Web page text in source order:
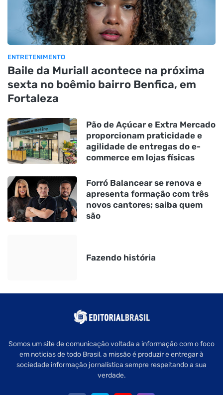
ENTRETENIMENTO
Baile da Muriall acontece na próxima
sexta no boêmio bairro Benfica, em
Fortaleza
Pão de Açúcar e Extra Mercado
proporcionam praticidade e
agilidade de entregas do e-
commerce em lojas físicas
Forró Balancear se renova e
apresenta formação com três
novos cantores; saiba quem
são
Fazendo história
Somos um site de comunicação voltada a informação com o foco
em noticias de todo Brasil, a missão é produzir e entregar à
sociedade informação jornalística sempre respeitando a sua
verdade.